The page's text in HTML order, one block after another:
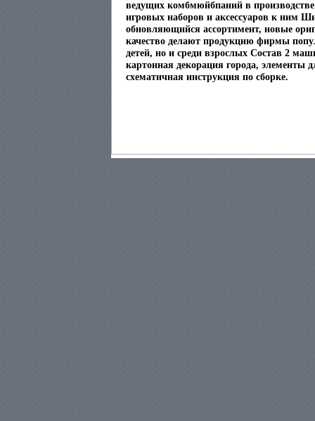
ведущих комбмюйбпаний в
игровых наборов и аксессуаров к ним
обновляющийся ассортимент, новые
качество делают продукцию фирмы
детей, но и среди взрослых Состав 2
картонная декорация города, элементы
схематичная инструкция по сборке.